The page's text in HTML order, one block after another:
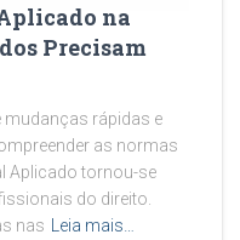
na
Precisam
mudanças rápidas e
as normas
Aplicado tornou-se
do direito.
nas
Leia mais…